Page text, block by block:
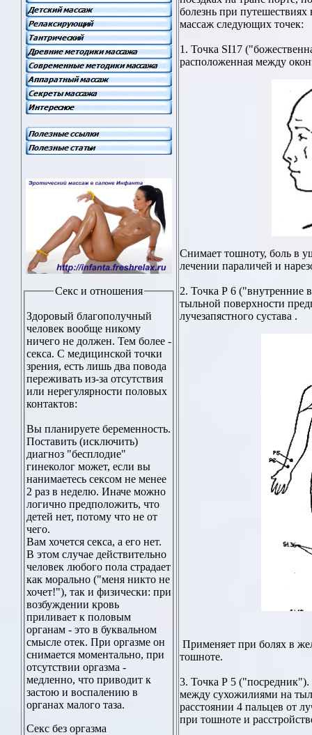
Секс и отношения
Здоровый благополучный
человек вообще никому
ничего не должен. Тем более -
секса. С медицинской точки
зрения, есть лишь два повода
переживать из-за отсутствия
или нерегулярности половых
контактов:
Вы планируете беременность.
Поставить (исключить)
диагноз "бесплодие"
гинеколог может, если вы
нанимаетесь сексом не менее
2 раз в неделю. Иначе можно
логично предположить, что
детей нет, потому что не от
чего.
Вам хочется секса, а его нет.
В этом случае действительно
человек любого пола страдает
как морально ("меня никто не
хочет!"), так и физически: при
возбуждении кровь
приливает к половым
органам - это в буквальном
смысле отек. При оргазме он
снимается моментально, при
отсутствии оргазма -
медленно, что приводит к
застою и воспалению в
органах малого таза.
Секс без оргазма
болезнь при
массаж следующих точек:
1. Точка SI17
расположенная между
Снимает тошноту, боль в
лечении параличей и
2. Точка Р 6 ("внутренние
тыльной поверхности
лучезапястного сустава .
Применяет при болях в
тошноте.
3. Точка Р 5 ("посредник").
между сухожилиями на
расстоянии 4 пальцев от
при тошноте и